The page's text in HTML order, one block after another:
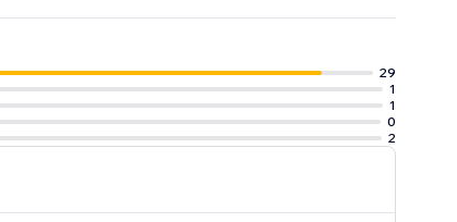
29
1
1
0
2